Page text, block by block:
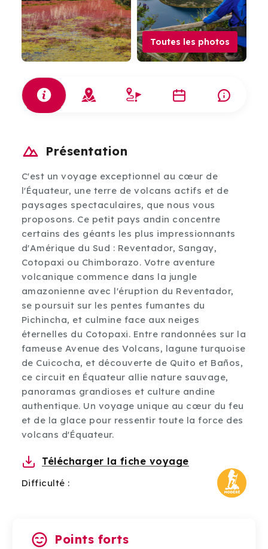
Toutes les photos
Présentation
C'est un voyage exceptionnel au cœur de
l'Équateur, une terre de volcans actifs et de
paysages spectaculaires, que nous vous
proposons. Ce petit pays andin concentre
certains des géants les plus impressionnants
d'Amérique du Sud : Reventador, Sangay,
Cotopaxi ou Chimborazo. Votre aventure
volcanique commence dans la jungle
amazonienne avec l'éruption du Reventador,
se poursuit sur les pentes fumantes du
Pichincha, et culmine face aux neiges
éternelles du Cotopaxi. Entre randonnées sur la
fameuse Avenue des Volcans, lagune turquoise
de Cuicocha, et découverte de Quito et Baños,
ce circuit en Équateur allie nature sauvage,
panoramas grandioses et culture andine
authentique. Un voyage unique au cœur du feu
et de la glace pour ressentir toute la force des
volcans d'Équateur.
Télécharger la fiche voyage
Difficulté :
Points forts